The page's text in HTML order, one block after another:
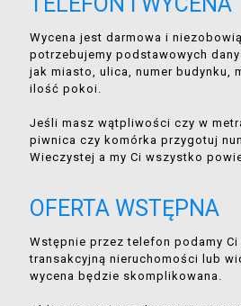
Wycena jest darmowa i
potrzebujemy podstawowych
jak miasto, ulica, numer budynku,
ilość pokoi.
Jeśli masz wątpliwości czy w
piwnica czy komórka przygotuj
Wieczystej a my Ci wszystko
OFERTA WSTĘPNA
Wstępnie przez telefon podamy
transakcyjną nieruchomości lub
wycena będzie skomplikowana.